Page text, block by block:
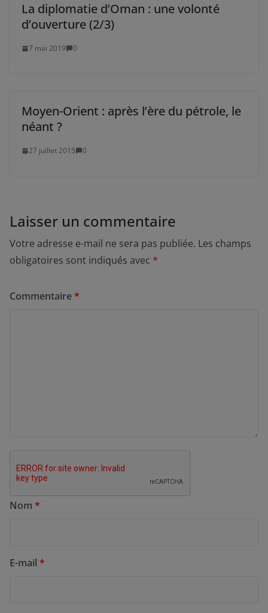
La diplomatie d’Oman : une volonté
d’ouverture (2/3)
7 mai 2019 0
Moyen-Orient : après l’ère du pétrole, le
néant ?
27 juillet 2015 0
Laisser un commentaire
Votre adresse e-mail ne sera pas publiée. Les champs
obligatoires sont indiqués avec *
Commentaire*
Nom *
E-mail *